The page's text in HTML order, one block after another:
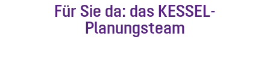
Für Sie da: das KESSEL-
Planungsteam